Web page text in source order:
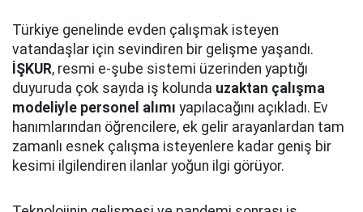
Türkiye genelinde evden çalışmak isteyen
vatandaşlar için sevindiren bir gelişme yaşandı.
İŞKUR, resmi e-şube sistemi üzerinden yaptığı
duyuruda çok sayıda iş kolunda uzaktan çalışma
modeliyle personel alımı yapılacağını açıkladı. Ev
hanımlarından öğrencilere, ek gelir arayanlardan tam
zamanlı esnek çalışma isteyenlere kadar geniş bir
kesimi ilgilendiren ilanlar yoğun ilgi görüyor.